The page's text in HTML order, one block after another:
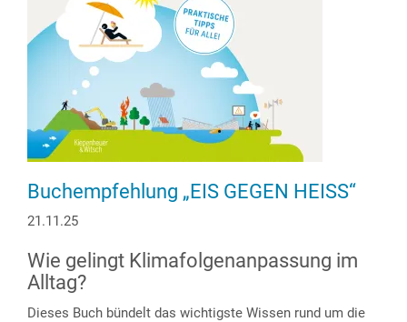
Buchempfehlung „EIS GEGEN HEISS“
21.11.25
Wie gelingt Klimafolgenanpassung im
Alltag?
Dieses Buch bündelt das wichtigste Wissen rund um die